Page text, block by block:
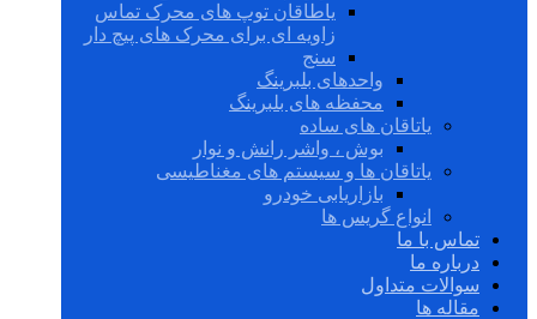
یاطاقان توپ های محرک تماس
زاویه ای برای محرک های پیچ دار
سنج
واحدهای بلبرینگ
محفظه های بلبرینگ
یاتاقان های ساده
بوش ، واشر رانش و نوار
یاتاقان ها و سیستم های مغناطیسی
بازاریابی خودرو
انواع گریس ها
تماس با ما
درباره ما
سوالات متداول
مقاله ها